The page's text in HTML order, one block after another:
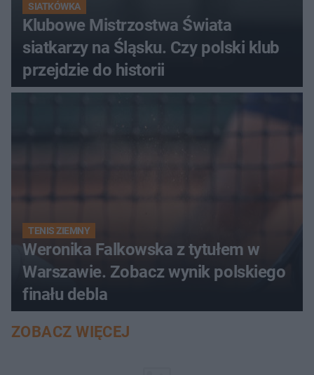
SIATKÓWKA
Klubowe Mistrzostwa Świata
siatkarzy na Śląsku. Czy polski klub
przejdzie do historii
TENIS ZIEMNY
Weronika Falkowska z tytułem w
Warszawie. Zobacz wynik polskiego
finału debla
ZOBACZ WIĘCEJ